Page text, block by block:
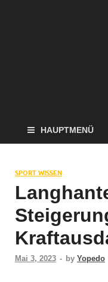
HAUPTMENÜ
SPORT WISSEN
Mai 3, 2023 - by Yopedo